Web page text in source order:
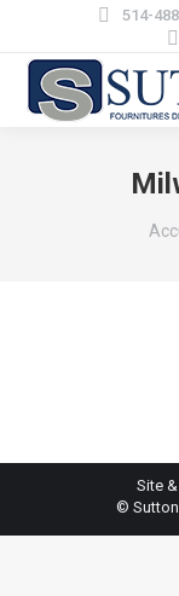
514-
Site
© Sutton